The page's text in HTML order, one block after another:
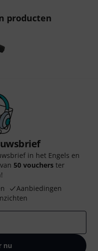
producten
in het Engels en
50 vouchers ter
Aanbiedingen
nu